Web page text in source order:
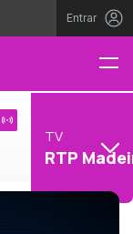
Entrar
TV
RTP